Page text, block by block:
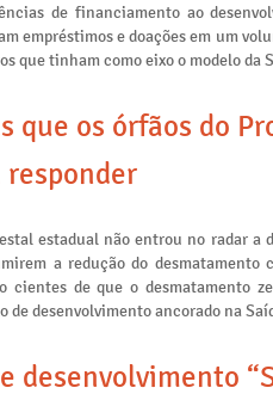
de financiamento ao
empréstimos e doações em um
que tinham como eixo o modelo da
que os órfãos do
responder
estadual não entrou no radar a
a redução do desmatamento
cientes de que o desmatamento
de desenvolvimento ancorado na
desenvolvimento